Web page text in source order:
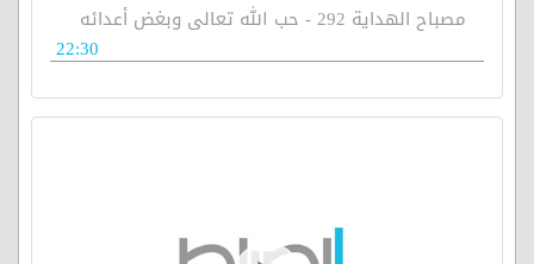
مصباح الهداية 292 - حب الله تعالى وبغض أعدائه
22:30